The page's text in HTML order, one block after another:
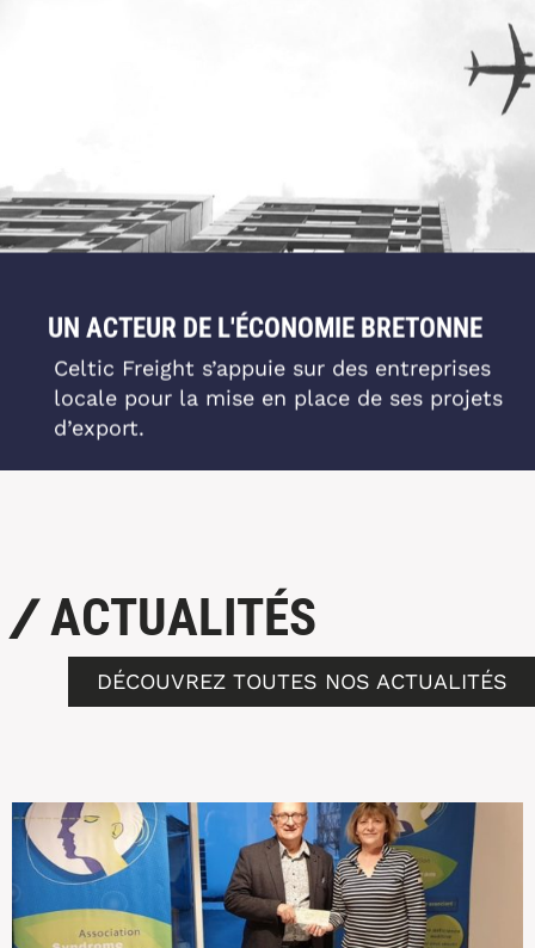
Celtic Freight s’appuie sur des entreprises
locale pour la mise en place de ses projets
d’export.
/ACTUALITÉS
DÉCOUVREZ TOUTES NOS ACTUALITÉS